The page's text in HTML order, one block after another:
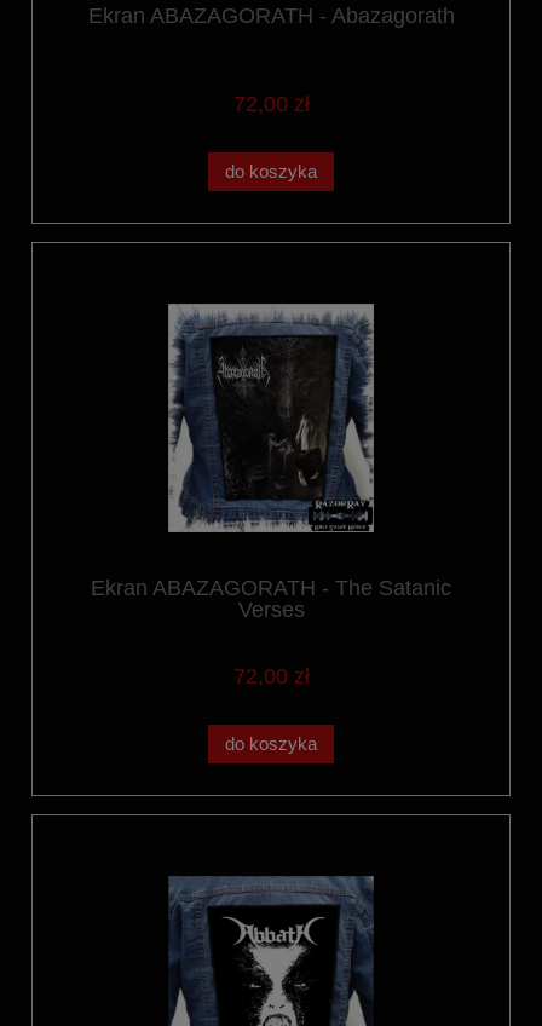
Ekran ABAZAGORATH - Abazagorath
72,00 zł
do koszyka
Ekran ABAZAGORATH - The Satanic
Verses
72,00 zł
do koszyka